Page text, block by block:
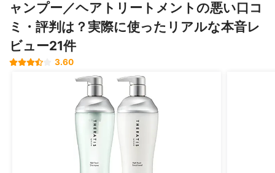
ャンプー／ヘアトリートメントの悪い口コ
ミ・評判は？実際に使ったリアルな本音レ
ビュー21件
3.60